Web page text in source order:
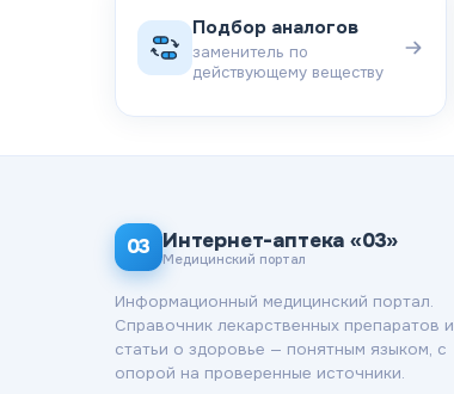
Подбор аналогов
заменитель по
действующему веществу
03 Интернет-аптека «03»
Медицинский портал
Информационный медицинский портал.
Справочник лекарственных препаратов и
статьи о здоровье — понятным языком, с
опорой на проверенные источники.